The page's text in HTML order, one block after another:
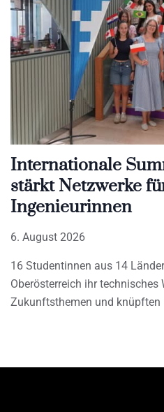
Internationale
stärkt Netzwerke
Ingenieurinnen
6. August 2026
16 Studentinnen aus 14
Oberösterreich ihr technisches
Zukunftsthemen und